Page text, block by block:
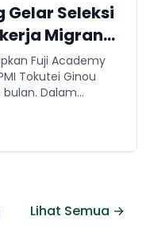
Gelar Seleksi
Migran
Fuji Academy
Tokutei Ginou
Dalam
Seperti
resmi bahasa
Lihat Semua →